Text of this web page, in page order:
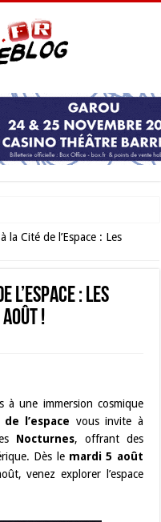
l’événement incontournable de
la Cité de l’Espace : Les
l’Espace : Les
!
à une immersion cosmique
l’espace vous invite à
Nocturnes, offrant des
Dès le mardi 5 août
venez explorer l’espace